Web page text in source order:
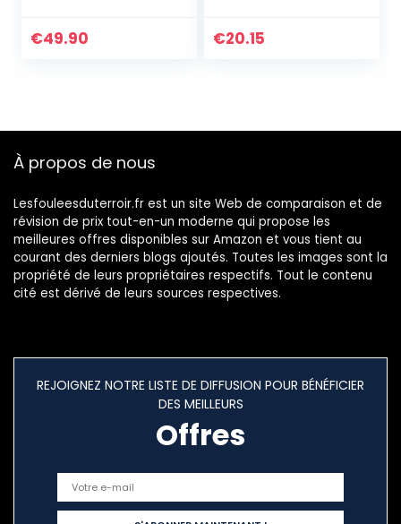
256MB MP3 8 Go
€49.90
Smartphone 6
€20.15
À propos de nous
Lesfouleesduterroir.fr est un site Web de comparaison et de
révision de prix tout-en-un moderne qui propose les
meilleures offres disponibles sur Amazon et vous tient au
courant des derniers blogs ajoutés. Toutes les images sont la
propriété de leurs propriétaires respectifs. Tout le contenu
cité est dérivé de leurs sources respectives.
REJOIGNEZ NOTRE LISTE DE DIFFUSION POUR BÉNÉFICIER
DES MEILLEURS
Offres